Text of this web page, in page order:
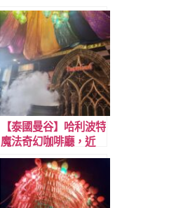
【泰國曼谷】哈利波特
魔法奇幻咖啡廳，近
BTS 淺綠線N9 Ha
Yaek Lat Phrao 樂拋
路口站，近喬德夜市神
奇之地